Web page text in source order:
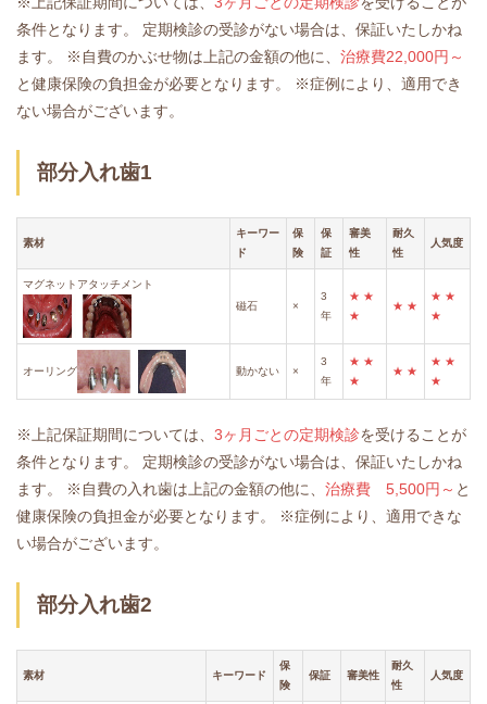
条件となります。
定期検診の受診がない場合は、保証いたしかね
ます。
※自費のかぶせ物は上記の金額の他に、 治療費22,000円～
と健康保険の負担金が必要となります。
※症例により、適用でき
ない場合がございます。
部分入れ歯1
素材
キーワー
ド
保
険
保
証
審美
性
耐久
性
人気度
マグネットアタッチメント
磁石
×
3
年
★ ★
★
★ ★
★ ★
★
オーリング 動かない ×
3
年
★ ★
★
★ ★
★ ★
★
※上記保証期間については、 3ヶ月ごとの定期検診を受けることが
条件となります。
定期検診の受診がない場合は、保証いたしかね
ます。
※自費の入れ歯は上記の金額の他に、 治療費 5,500円～ と
健康保険の負担金が必要となります。
※症例により、適用できな
い場合がございます。
部分入れ歯2
素材 キーワード
保
険
保証 審美性
耐久
性
人気度